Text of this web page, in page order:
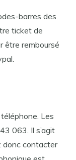
barres des
ticket de
être remboursé
Les
063. Il s’agit
donc contacter